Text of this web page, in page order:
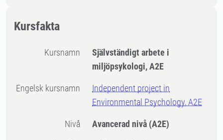
Kursfakta
Kursnamn
Självständigt arbete i
miljöpsykologi, A2E
Engelsk kursnamn
Independent project in
Environmental Psychology, A2E
Nivå Avancerad nivå (A2E)